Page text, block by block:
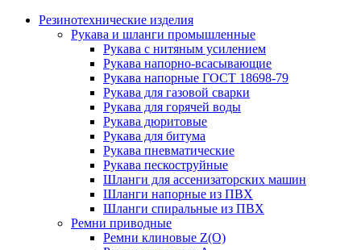
Резинотехнические изделия
Рукава и шланги промышленные
Рукава с нитяным усилением
Рукава напорно-всасывающие
Рукава напорные ГОСТ 18698-79
Рукава для газовой сварки
Рукава для горячей воды
Рукава дюритовые
Рукава для битума
Рукава пневматические
Рукава пескоструйные
Шланги для ассенизаторских машин
Шланги напорные из ПВХ
Шланги спиральные из ПВХ
Ремни приводные
Ремни клиновые Z(О)